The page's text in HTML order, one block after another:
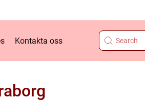
Kontakta oss